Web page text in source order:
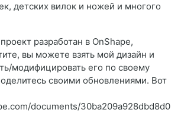
детских вилок и ножей и многого
разработан в OnShape,
вы можете взять мой дизайн и
модифицировать его по своему
своими обновлениями. Вот
documents/30ba209a928dbd8d0